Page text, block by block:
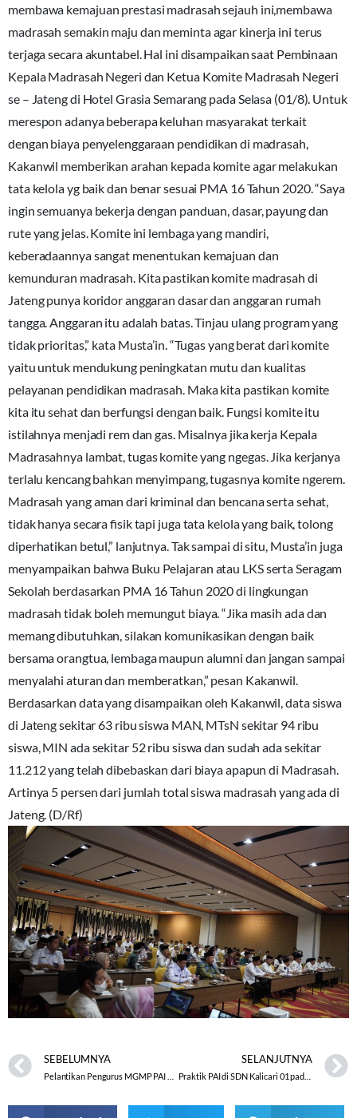
membawa kemajuan prestasi madrasah sejauh ini,membawa
madrasah semakin maju dan meminta agar kinerja ini terus
terjaga secara akuntabel. Hal ini disampaikan saat Pembinaan
Kepala Madrasah Negeri dan Ketua Komite Madrasah Negeri
se – Jateng di Hotel Grasia Semarang pada Selasa (01/8). Untuk
merespon adanya beberapa keluhan masyarakat terkait
dengan biaya penyelenggaraan pendidikan di madrasah,
Kakanwil memberikan arahan kepada komite agar melakukan
tata kelola yg baik dan benar sesuai PMA 16 Tahun 2020. “Saya
ingin semuanya bekerja dengan panduan, dasar, payung dan
rute yang jelas. Komite ini lembaga yang mandiri,
keberadaannya sangat menentukan kemajuan dan
kemunduran madrasah. Kita pastikan komite madrasah di
Jateng punya koridor anggaran dasar dan anggaran rumah
tangga. Anggaran itu adalah batas. Tinjau ulang program yang
tidak prioritas,” kata Musta’in. “Tugas yang berat dari komite
yaitu untuk mendukung peningkatan mutu dan kualitas
pelayanan pendidikan madrasah. Maka kita pastikan komite
kita itu sehat dan berfungsi dengan baik. Fungsi komite itu
istilahnya menjadi rem dan gas. Misalnya jika kerja Kepala
Madrasahnya lambat, tugas komite yang ngegas. Jika kerjanya
terlalu kencang bahkan menyimpang, tugasnya komite ngerem.
Madrasah yang aman dari kriminal dan bencana serta sehat,
tidak hanya secara fisik tapi juga tata kelola yang baik, tolong
diperhatikan betul,” lanjutnya. Tak sampai di situ, Musta’in juga
menyampaikan bahwa Buku Pelajaran atau LKS serta Seragam
Sekolah berdasarkan PMA 16 Tahun 2020 di lingkungan
madrasah tidak boleh memungut biaya. “Jika masih ada dan
memang dibutuhkan, silakan komunikasikan dengan baik
bersama orangtua, lembaga maupun alumni dan jangan sampai
menyalahi aturan dan memberatkan,” pesan Kakanwil.
Berdasarkan data yang disampaikan oleh Kakanwil, data siswa
di Jateng sekitar 63 ribu siswa MAN, MTsN sekitar 94 ribu
siswa, MIN ada sekitar 52 ribu siswa dan sudah ada sekitar
11.212 yang telah dibebaskan dari biaya apapun di Madrasah.
Artinya 5 persen dari jumlah total siswa madrasah yang ada di
Jateng. (D/Rf)
SEBELUMNYA SELANJUTNYA